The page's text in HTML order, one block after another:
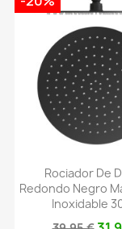
Rociador De
Redondo Negro
Inoxidable